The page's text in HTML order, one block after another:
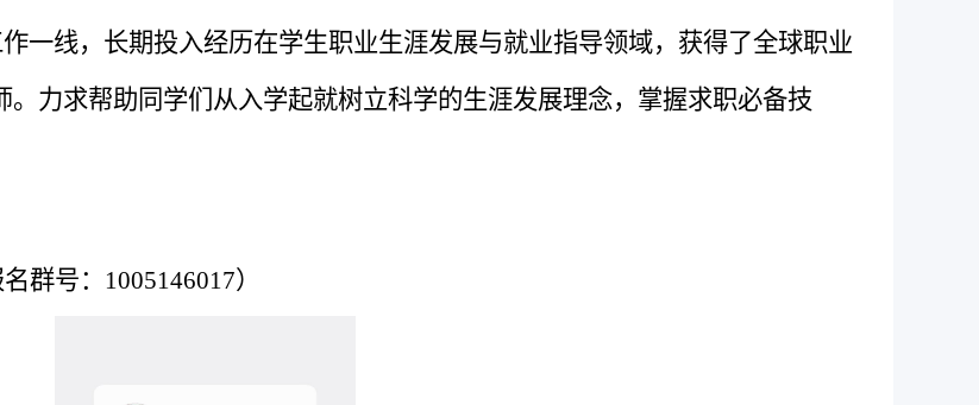
一线，长期投入经历在学生职业生涯发展与就业指导领域，获得了全球职业
。力求帮助同学们从入学起就树立科学的生涯发展理念，掌握求职必备技
群号： 1005146017）